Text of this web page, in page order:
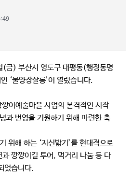
금) 부산시 영도구 대평동(행정동명
‘물양장살롱’이 열렸습니다.
이예술마을 사업의 본격적인 시작
과 번영을 기원하기 위해 마련한 축
위해 하는 ‘지신밟기’를 현대적으로
과 깡깡이길 투어, 먹거리 나눔 등 다
었습니다.